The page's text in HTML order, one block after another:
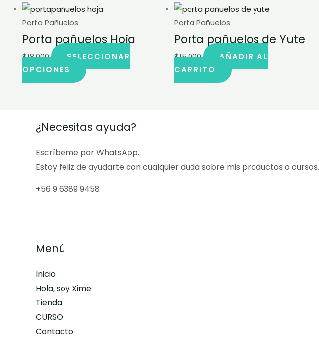
Porta Pañuelos
Porta pañuelos Hoja
$18,000
SELECCIONAR
OPCIONES
Este
tiene
variantes.
Las
elegir
la
página
producto
Porta Pañuelos
Porta pañuelos de Yute
$15,000
AÑADIR AL
CARRITO
¿Necesitas ayuda?
Escríbeme por WhatsApp.
Estoy feliz de ayudarte con cualquier duda sobre mis productos o cursos.
+56 9 6389 9458
Menú
Inicio
Hola, soy Xime
Tienda
CURSO
Contacto